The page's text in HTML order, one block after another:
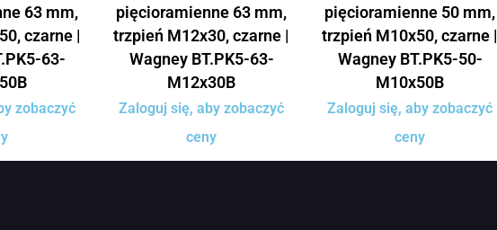
63 mm,
czarne |
63-
zobaczyć
pięcioramienne 63 mm,
trzpień M12x30, czarne |
Wagney BT.PK5-63-
M12x30B
Zaloguj się, aby zobaczyć
ceny
pięcioramienne 50 mm,
trzpień M10x50, czarne |
Wagney BT.PK5-50-
M10x50B
Zaloguj się, aby zobaczyć
ceny